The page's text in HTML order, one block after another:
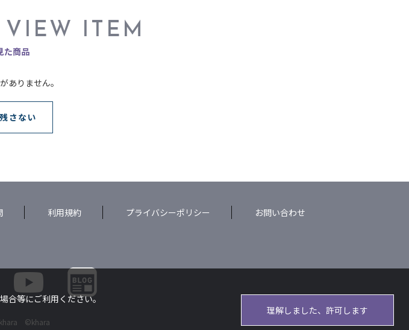
VIEW ITEM
た商品
ありません。
さない
利用規約 プライバシーポリシー お問い合わせ
khara ©khara
等にご利用ください。
理解しました、許可します